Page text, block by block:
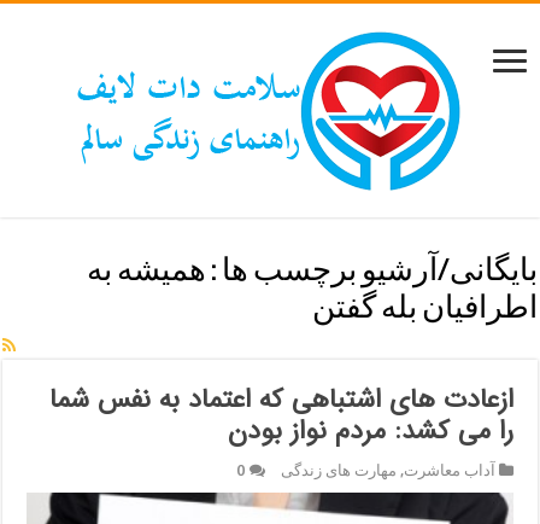
بایگانی/آرشیو برچسب ها : همیشه به
اطرافیان بله گفتن
ازعادت های اشتباهی که اعتماد به نفس شما
را می کشد: مردم نواز بودن
آداب معاشرت, مهارت های زندگی 0